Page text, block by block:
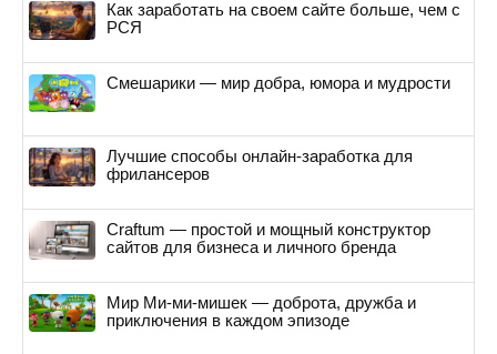
Как заработать на своем сайте больше, чем с
РСЯ
Смешарики — мир добра, юмора и мудрости
Лучшие способы онлайн-заработка для
фрилансеров
Craftum — простой и мощный конструктор
сайтов для бизнеса и личного бренда
Мир Ми-ми-мишек — доброта, дружба и
приключения в каждом эпизоде